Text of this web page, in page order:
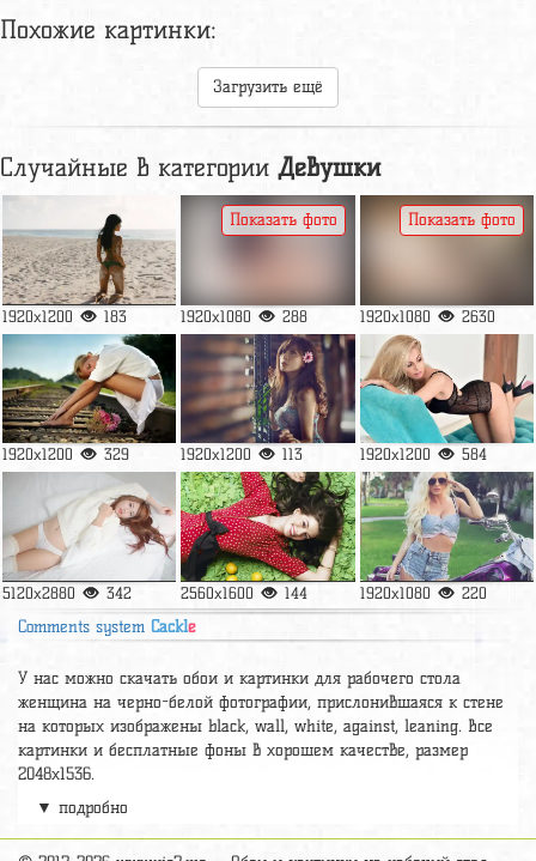
Похожие картинки:
Загрузить ещё
Случайные в категории Девушки
1920x1200 183 1920x1080 288
Показать фото
1920x1080 2630
Показать фото
1920x1200 329 1920x1200 113 1920x1200 584
5120x2880 342 2560x1600 144 1920x1080 220
Comments system Cackle
У нас можно скачать обои и картинки для рабочего стола
женщина на черно-белой фотографии, прислонившаяся к стене
на которых изображены black, wall, white, against, leaning. Все
картинки и бесплатные фоны в хорошем качестве, размер
2048x1536.
А так же можно найти много других картинок на нужную тему
разделобои Девушки, на сайте pic2.me представлено очень
▼ подробно